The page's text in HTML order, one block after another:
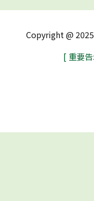
Copyright @
[ 重要